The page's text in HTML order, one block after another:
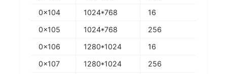
0x104
1024*768
16
0x105
1024*768
256
0x106
1280*1024
16
0x107
1280*1024
256